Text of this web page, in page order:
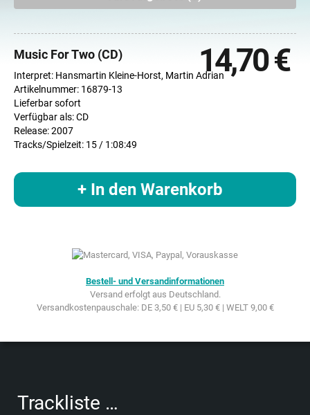
Trackliste …
Music For Two (CD) 14,70 €
Interpret: Hansmartin Kleine-Horst, Martin Adrian
Artikelnummer: 16879-13
Lieferbar sofort
Verfügbar als: CD
Release: 2007
Tracks/Spielzeit: 15 / 1:08:49
+ In den Warenkorb
Bestell- und Versandinformationen
Versand erfolgt aus Deutschland.
Versandkostenpauschale: DE 3,50 € | EU 5,30 € | WELT 9,00 €